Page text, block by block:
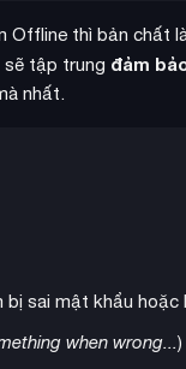
nền móng. Bạn có
Offline thì bản chất
sẽ tập trung đảm
nhất.
bị sai mật khẩu
when wrong...